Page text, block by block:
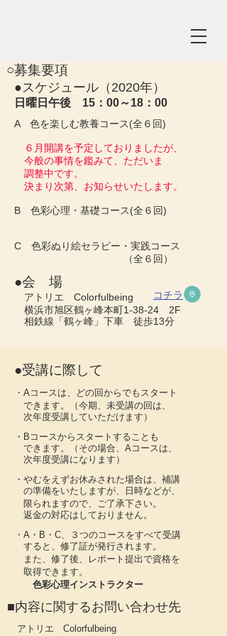
​●スケジュール（2020年）
​日曜日午後 15：00～18：00
A 色を楽しむ教養コース(全６回)
６月開講を予定しておりましたが、
今般の事情を鑑みて、ただいま
調整中です。
決まり次第、お知らせいたします。
B 色彩心理・基礎コース(全６回)
C 色彩ぬり絵セラピー・実践コース
（全６回）
​●会 場
アトリエ Colorfulbeing
横浜市旭区鶴ヶ峰本町1-38-24 2F
相鉄線「鶴ヶ峰」下車 徒歩13分
​○募集要項
コチラ
​●受講に際して
・Aコースは、どの回からでもスタート
できます。（今期、未受講の回は、
​ 次年度受講していただけます）
・Bコースからスタートすることも
できます。（その場合、Aコースは、
次年度受講になります）
・やむをえずお休みされた場合は、補講
の準備をいたしますが、日時などが、
限られますので、ご了承下さい。
返金の対応はしておりません。
・A・B・C、３つのコースをすべて受講
すると、修了証が発行されます。
また、修了後、レポート提出で資格を
取得できます。
色彩心理インストラクター
​■内容に関するお問い合わせ先
アトリエ Colorfulbeing